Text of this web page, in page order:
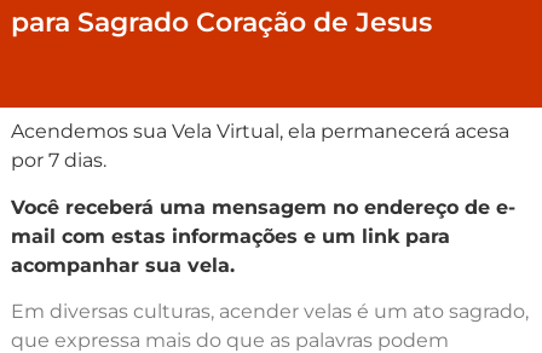
para Sagrado Coração de Jesus
Acendemos sua Vela Virtual, ela permanecerá acesa
por 7 dias.
Você receberá uma mensagem no endereço de e-
mail com estas informações e um link para
acompanhar sua vela.
Em diversas culturas, acender velas é um ato sagrado,
que expressa mais do que as palavras podem